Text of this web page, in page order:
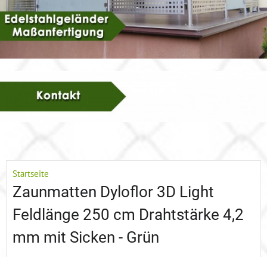
Startseite
Zaunmatten Dyloflor 3D Light
Feldlänge 250 cm Drahtstärke 4,2
mm mit Sicken - Grün